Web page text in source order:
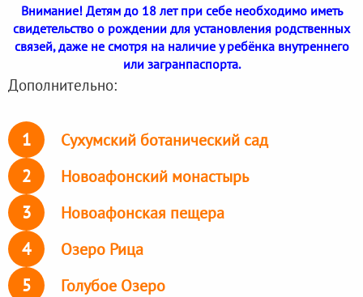
Внимание! Детям до 18 лет при себе необходимо иметь
свидетельство о рождении для установления родственных
связей, даже не смотря на наличие у ребёнка внутреннего
или загранпаспорта.
Дополнительно:
1 Сухумский ботанический сад
2 Новоафонский монастырь
3 Новоафонская пещера
4 Озеро Рица
5 Голубое Озеро